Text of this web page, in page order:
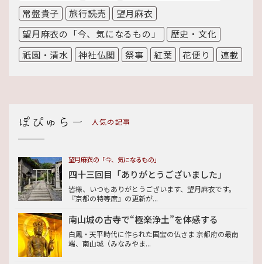
常盤貴子
旅行読売
望月麻衣
望月麻衣の「今、気になるもの」
歴史・文化
祇園・清水
神社仏閣 祭事 紅葉 花便り 連載
人気の記事
望月麻衣の「今、気になるもの」
四十三回目「ありがとうございました」
皆様、いつもありがとうございます、望月麻衣です。
『京都の特等席』の更新が...
南山城の古寺で“極楽浄土”を体感する
白鳳・天平時代に作られた国宝の仏さま 京都府の最南
端、南山城（みなみやま...